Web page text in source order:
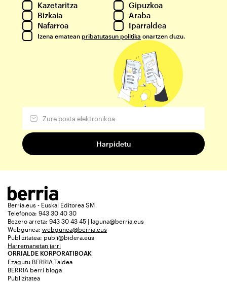
Kazetaritza
Gipuzkoa
Bizkaia
Araba
Nafarroa
Iparraldea
Izena ematean pribatutasun politika onartzen duzu.
Berria.eus - Euskal Editorea SM
Telefonoa: 943 30 40 30
Bezero arreta: 943 30 43 45 | laguna@berria.eus
Webgunea: webgunea@berria.eus
Publizitatea: publi@bidera.eus
Harremanetan jarri
ORRIALDE KORPORATIBOAK
Ezagutu BERRIA Taldea
BERRIA berri bloga
Publizitatea